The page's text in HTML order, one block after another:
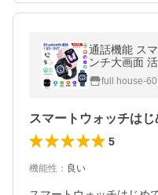
通話機能 ス
ンチ大画面
数計 多種類
ス メンズ腕時
full house-
5
機能性 ： 良い